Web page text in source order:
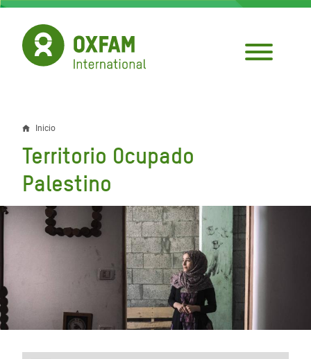
Pasar
contenido
principal
Sobrescribir
enlaces
de
ayuda
navegación
Inicio
Territorio Ocupado
Palestino